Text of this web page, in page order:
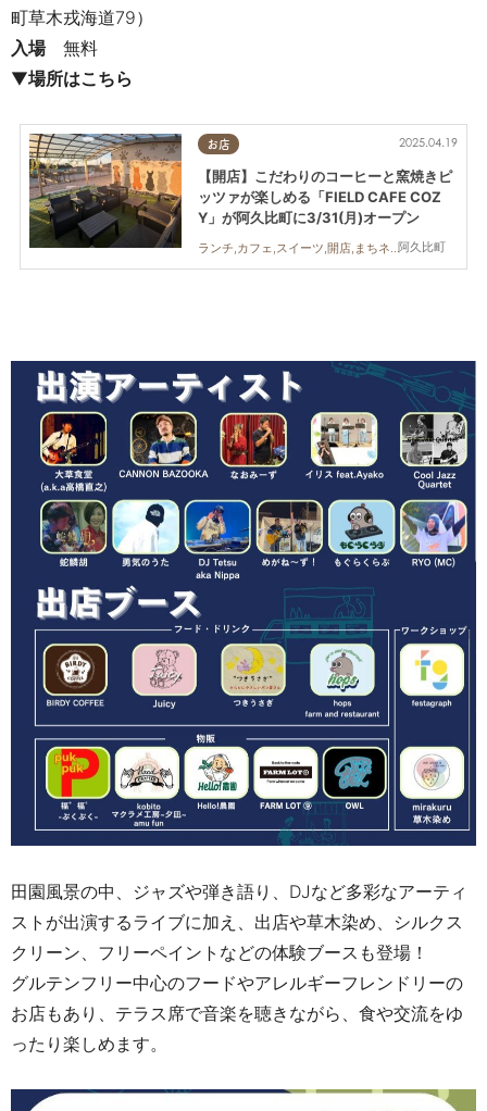
町草木戎海道79）
入場無料
▼場所はこちら
お店
阿久比町
2025.04.19
【開店】こだわりのコーヒーと窯焼きピ
ッツァが楽しめる「FIELD CAFE COZ
Y」が阿久比町に3/31(月)オープン
ランチ,カフェ,スイーツ,開店,まちネタ,ペット
田園風景の中、ジャズや弾き語り、DJなど多彩なアーティ
ストが出演するライブに加え、出店や草木染め、シルクス
クリーン、フリーペイントなどの体験ブースも登場！
グルテンフリー中心のフードやアレルギーフレンドリーの
お店もあり、テラス席で音楽を聴きながら、食や交流をゆ
ったり楽しめます。